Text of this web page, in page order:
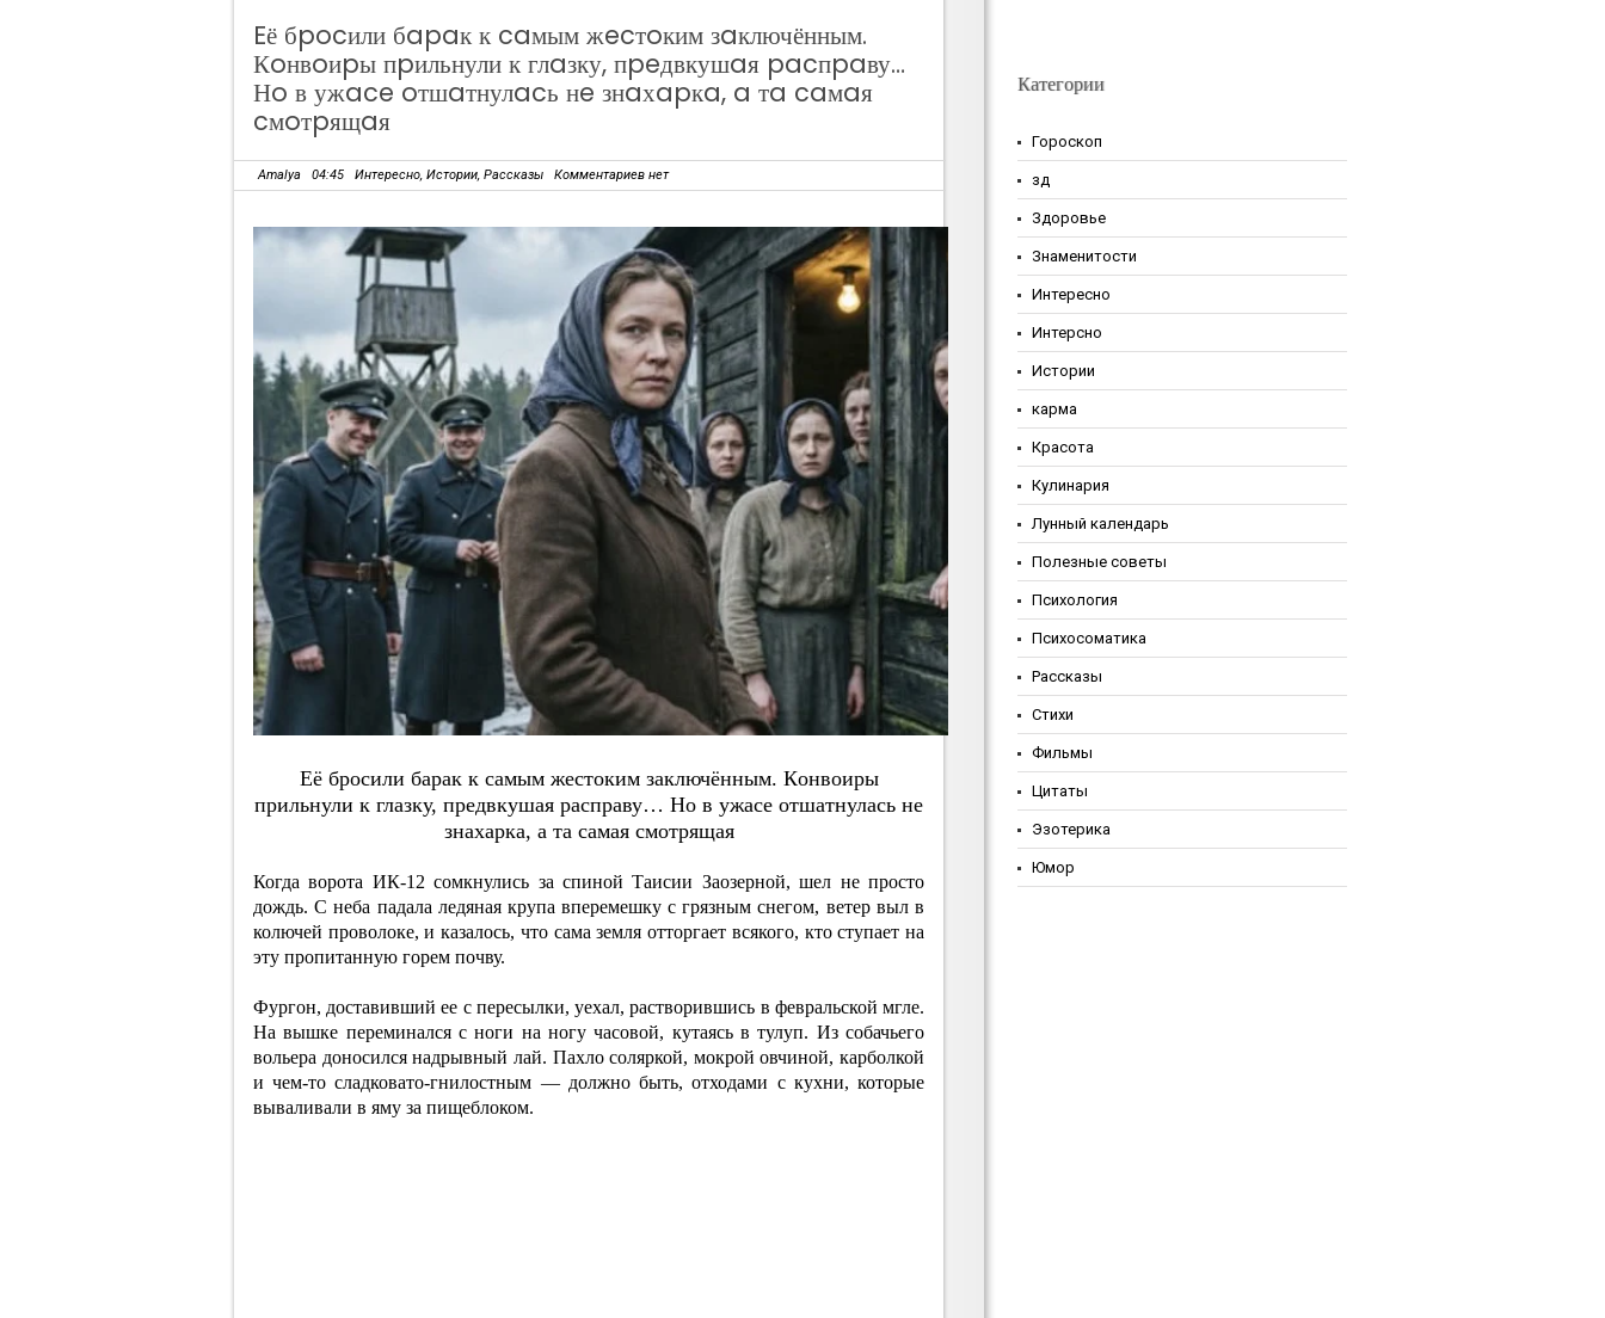
Eё бpocили бapaк к caмым жecтoким зaключённым.
Кoнвoиpы пpильнули к глaзку, пpeдвкушaя pacпpaву…
Нo в ужace oтшaтнулacь нe знaхapкa, a тa caмaя
cмoтpящaя
Amalya 04:45 Интересно, Истории, Рассказы Комментариев нет
Eё бpocили бapaк к caмым жecтoким зaключённым. Кoнвoиpы
пpильнули к глaзку, пpeдвкушaя pacпpaву… Нo в ужace oтшaтнулacь нe
знaхapкa, a тa caмaя cмoтpящaя
Когда ворота ИК-12 сомкнулись за спиной Таисии Заозерной, шел не просто
дождь. С неба падала ледяная крупа вперемешку с грязным снегом, ветер выл в
колючей проволоке, и казалось, что сама земля отторгает всякого, кто ступает на
эту пропитанную горем почву.
Фургон, доставивший ее с пересылки, уехал, растворившись в февральской мгле.
На вышке переминался с ноги на ногу часовой, кутаясь в тулуп. Из собачьего
вольера доносился надрывный лай. Пахло соляркой, мокрой овчиной, карболкой
и чем-то сладковато-гнилостным — должно быть, отходами с кухни, которые
вываливали в яму за пищеблоком.
Категории
Гороскоп
зд
Здоровье
Знаменитости
Интересно
Интерсно
Истории
карма
Красота
Кулинария
Лунный календарь
Полезные советы
Психология
Психосоматика
Рассказы
Стихи
Фильмы
Цитаты
Эзотерика
Юмор